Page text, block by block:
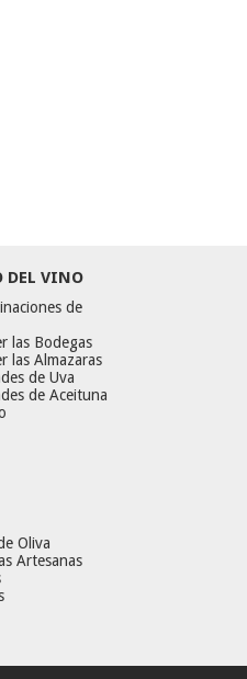
DEL VINO
de
las Bodegas
las Almazaras
de Uva
de Aceituna
Oliva
Artesanas